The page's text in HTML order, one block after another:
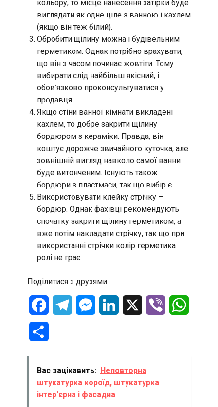
кольору, то місце нанесення затірки буде
виглядати як одне ціле з ванною і кахлем
(якщо він теж білий).
Обробити щілину можна і будівельним
герметиком. Однак потрібно врахувати,
що він з часом починає жовтіти. Тому
вибирати слід найбільш якісний, і
обов’язково проконсультуватися у
продавця.
Якщо стіни ванної кімнати викладені
кахлем, то добре закрити щілину
бордюром з кераміки. Правда, він
коштує дорожче звичайного куточка, але
зовнішній вигляд навколо самої ванни
буде витонченим. Існують також
бордюри з пластмаси, так що вибір є.
Використовувати клейку стрічку –
бордюр. Однак фахівці рекомендують
спочатку закрити щілину герметиком, а
вже потім накладати стрічку, так що при
використанні стрічки колір герметика
ролі не грає.
Поділитися з друзями
FacebookTelegramMessenger
LinkedIn Viber
Вас зацікавить: Неповторна
штукатурка короїд, штукатурка
інтер'єрна і фасадна